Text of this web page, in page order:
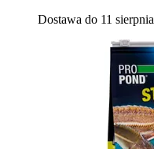
Dostawa do 11 sierpnia